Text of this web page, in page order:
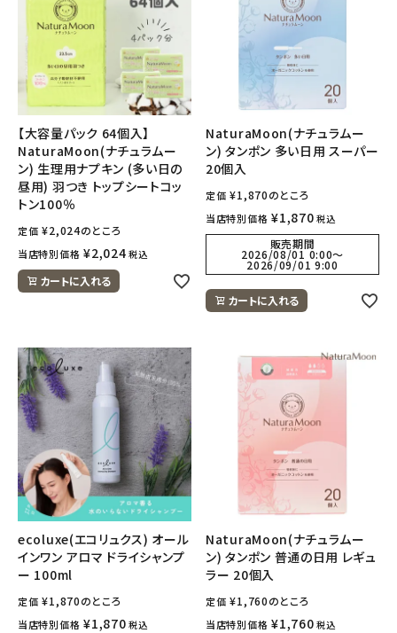
【大容量パック 64個入】
NaturaMoon(ナチュラムー
ン) 生理用ナプキン (多い日の
昼用) 羽つき トップシートコッ
トン100％
定価 ¥2,024のところ
当店特別価格 ¥2,024 税込
カートに入れる
NaturaMoon(ナチュラムー
ン) タンポン 多い日用 スーパー
20個入
定価 ¥1,870のところ
当店特別価格 ¥1,870 税込
販売期間
2026/08/01 0:00〜
2026/09/01 9:00
カートに入れる
ecoluxe(エコリュクス) オール
インワン アロマ ドライシャンプ
ー 100ml
定価 ¥1,870のところ
当店特別価格 ¥1,870 税込
NaturaMoon(ナチュラムー
ン) タンポン 普通の日用 レギュ
ラー 20個入
定価 ¥1,760のところ
当店特別価格 ¥1,760 税込